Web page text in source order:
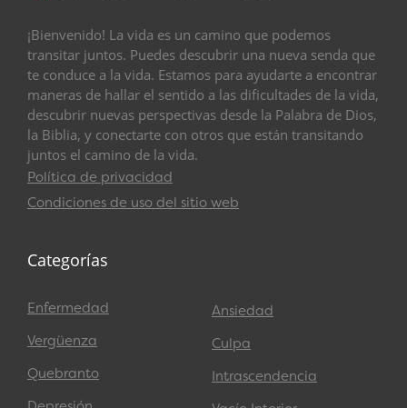
¡Bienvenido! La vida es un camino que podemos
transitar juntos. Puedes descubrir una nueva senda que
te conduce a la vida. Estamos para ayudarte a encontrar
maneras de hallar el sentido a las dificultades de la vida,
descubrir nuevas perspectivas desde la Palabra de Dios,
la Biblia, y conectarte con otros que están transitando
juntos el camino de la vida.
Política de privacidad
Condiciones de uso del sitio web
Categorías
Enfermedad
Vergüenza
Quebranto
Ansiedad
Culpa
Intrascendencia